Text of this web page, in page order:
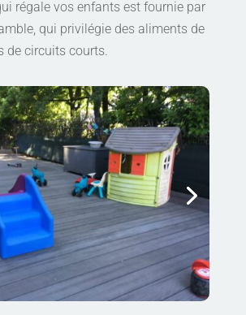
régale vos enfants est fournie par
qui privilégie des aliments de
de circuits courts.